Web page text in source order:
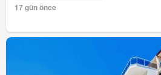
17 gün önce